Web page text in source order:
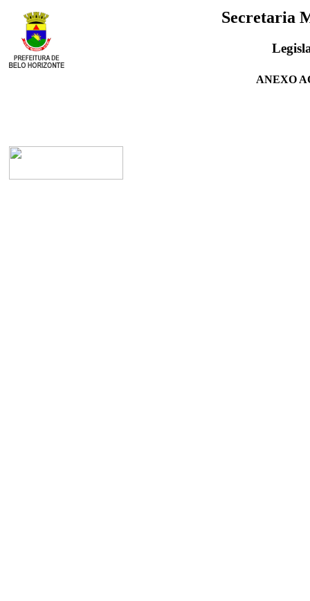
Secretaria
ANEXO